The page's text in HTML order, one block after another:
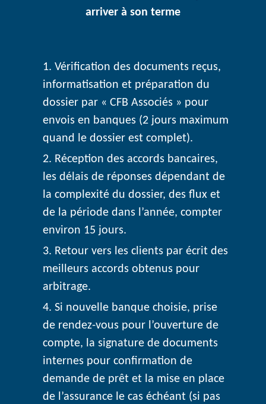
arriver à son terme
Vérification des documents reçus,
informatisation et préparation du
dossier par « CFB Associés » pour
envois en banques (2 jours maximum
quand le dossier est complet).
Réception des accords bancaires,
les délais de réponses dépendant de
la complexité du dossier, des flux et
de la période dans l’année, compter
environ 15 jours.
Retour vers les clients par écrit des
meilleurs accords obtenus pour
arbitrage.
Si nouvelle banque choisie, prise
de rendez-vous pour l’ouverture de
compte, la signature de documents
internes pour confirmation de
demande de prêt et la mise en place
de l’assurance le cas échéant (si pas